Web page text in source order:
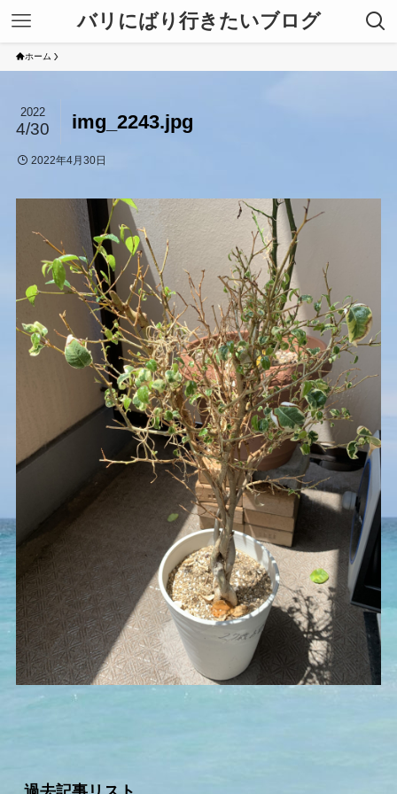
バリにばり行きたいブログ
ホーム
img_2243.jpg
2022
4/30
2022年4月30日